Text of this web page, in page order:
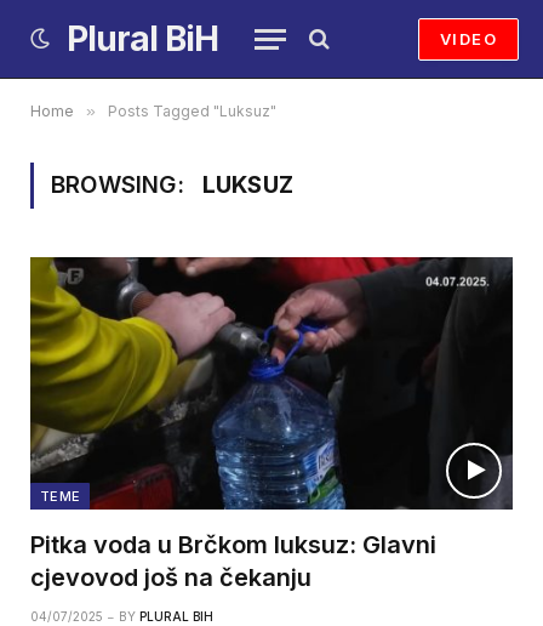
Plural BiH VIDEO
Home » Posts Tagged "Luksuz"
BROWSING: LUKSUZ
TEME
Pitka voda u Brčkom luksuz: Glavni
cjevovod još na čekanju
04/07/2025 BY PLURAL BIH